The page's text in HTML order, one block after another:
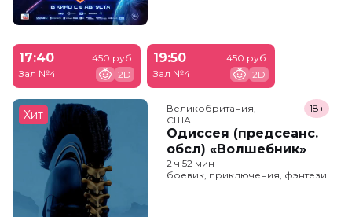
17:40
Зал №4
450 руб.
2D
19:50
Зал №4
450 руб.
2D
Хит
Великобритания,
США
Одиссея (предсеанс.
обсл) «Волшебник»
18+
2 ч 52 мин
боевик, приключения, фэнтези